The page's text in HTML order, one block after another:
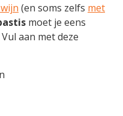
(en soms zelfs met
moet je eens
aan met deze